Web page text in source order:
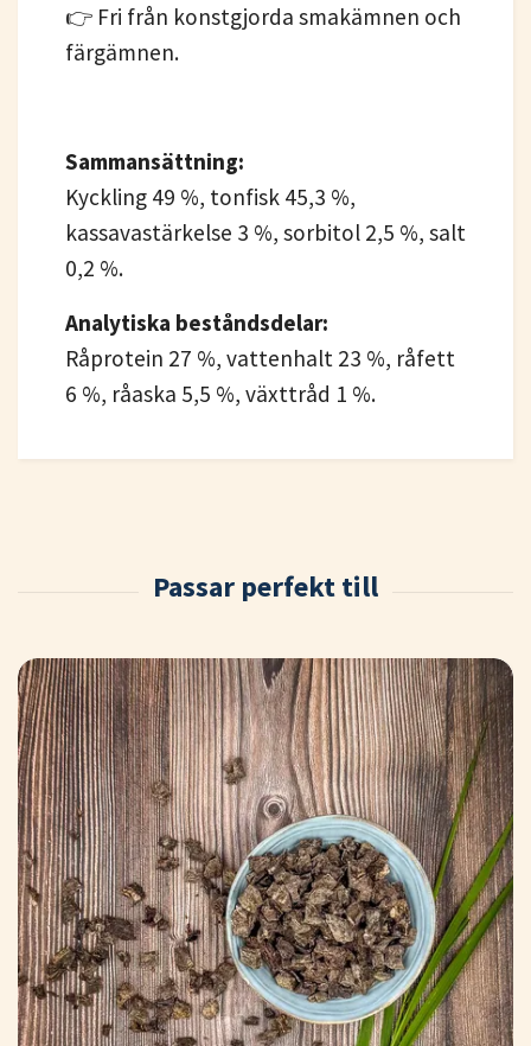
👉 Fri från konstgjorda smakämnen och
färgämnen.
Sammansättning:
Kyckling 49 %, tonfisk 45,3 %,
kassavastärkelse 3 %, sorbitol 2,5 %, salt
0,2 %.
Analytiska beståndsdelar:
Råprotein 27 %, vattenhalt 23 %, råfett
6 %, råaska 5,5 %, växttråd 1 %.